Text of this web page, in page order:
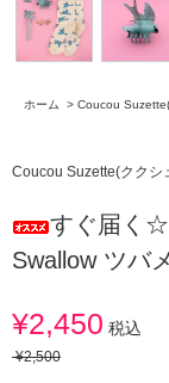
ホーム > Coucou
Coucou Suzette(ククシ
すぐ届く
Swallow ツバ
¥2,450 税込
¥2,500